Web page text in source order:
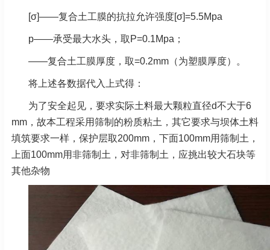
[σ]——复合土工膜的抗拉允许强度[σ]=5.5Mpa
p——承受最大水头，取P=0.1Mpa；
——复合土工膜厚度，取=0.2mm（为塑膜厚度）。
将上述各数据代入上式得：
为了安全起见，要求实际土料最大颗粒直径d不大于6
mm，故本工程采用筛制的粉质粘土，其它要求与坝体土料
填筑要求一样，保护层取200mm，下面100mm用筛制土，
上面100mm用非筛制土，对非筛制土，应挑出较大石块等
其他杂物